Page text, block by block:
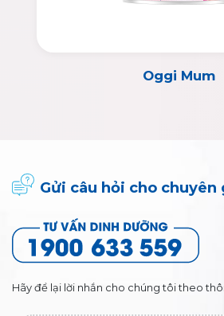
ColosIgG 24h
Gửi câu hỏi cho chuyên
Hãy để lại lời nhắn cho chúng tôi theo